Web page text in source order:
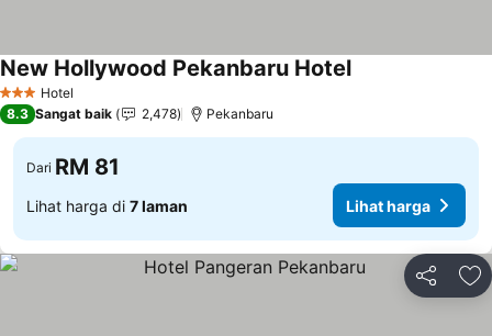
3 BintangHotel
New Hollywood Pekanbaru Hotel
8.3 Sangat baik 2,478 Pekanbaru
Dari RM 81
Lihat harga di 7 laman Lihat harga
Kongsi